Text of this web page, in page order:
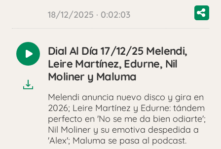
18/12/2025 · 0:02:03
Reproducir
audio
Dial Al Día 17/12/25 Melendi,
Leire Martínez, Edurne, Nil
Moliner y Maluma
Melendi anuncia nuevo disco y gira en
2026; Leire Martínez y Edurne: tándem
perfecto en 'No se me da bien odiarte';
Nil Moliner y su emotiva despedida a
'Alex'; Maluma se pasa al podcast.